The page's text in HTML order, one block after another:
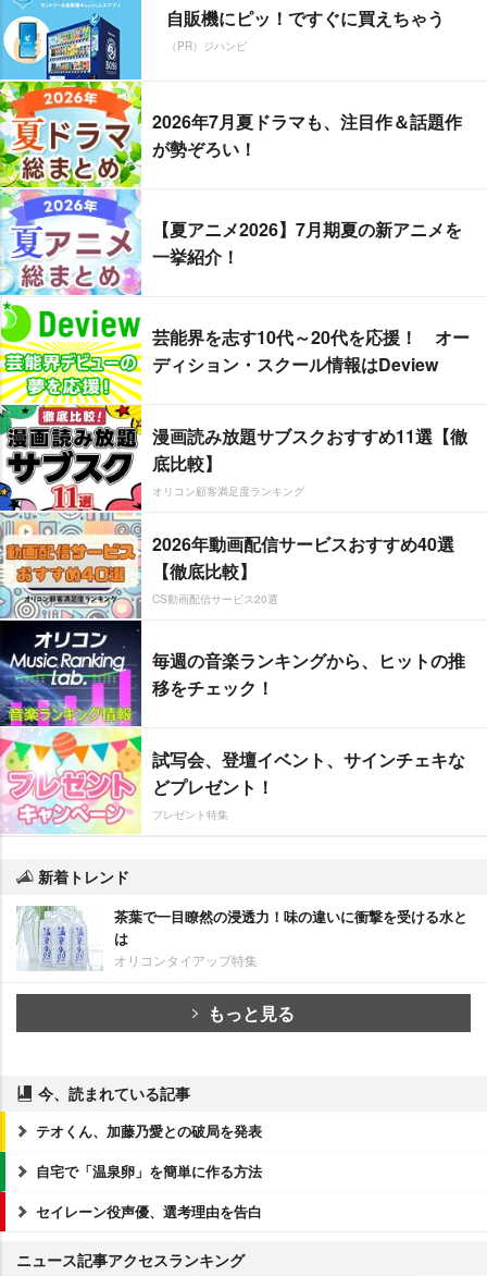
自販機にピッ！ですぐに買えちゃう
（PR）ジハンピ
2026年7月夏ドラマも、注目作＆話題作
が勢ぞろい！
【夏アニメ2026】7月期夏の新アニメを
一挙紹介！
芸能界を志す10代～20代を応援！ オー
ディション・スクール情報はDeview
漫画読み放題サブスクおすすめ11選【徹
底比較】
オリコン顧客満足度ランキング
2026年動画配信サービスおすすめ40選
【徹底比較】
CS動画配信サービス20選
毎週の音楽ランキングから、ヒットの推
移をチェック！
試写会、登壇イベント、サインチェキな
どプレゼント！
プレゼント特集
新着トレンド
茶葉で一目瞭然の浸透力！味の違いに衝撃を受ける水と
は
オリコンタイアップ特集
もっと見る
今、読まれている記事
テオくん、加藤乃愛との破局を発表
自宅で「温泉卵」を簡単に作る方法
セイレーン役声優、選考理由を告白
ニュース記事アクセスランキング